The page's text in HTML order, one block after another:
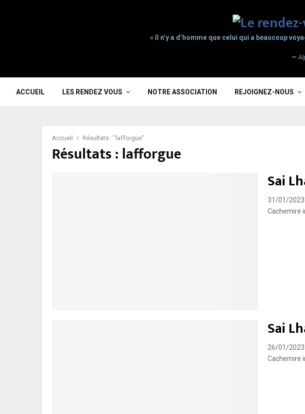
« Il n’y a d’homme que celui qui a beaucoup
—
ACCUEIL LES RENDEZ VOUS NOTRE ASSOCIATION REJOIGNEZ-NOUS
Accueil Résultats : "lafforgue"
Résultats : lafforgue
Sai
31/01/2023
Cachemire
Sai
26/01/2023
Cachemire